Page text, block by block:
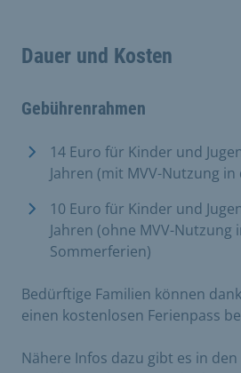
Dauer und Kosten
Gebührenrahmen
14 Euro für Kinder und
Jahren (mit MVV-Nutzung
10 Euro für Kinder und
Jahren (ohne MVV-Nutzung
Sommerferien)
Bedürftige Familien können
einen kostenlosen Ferienpass
Nähere Infos dazu gibt es in den